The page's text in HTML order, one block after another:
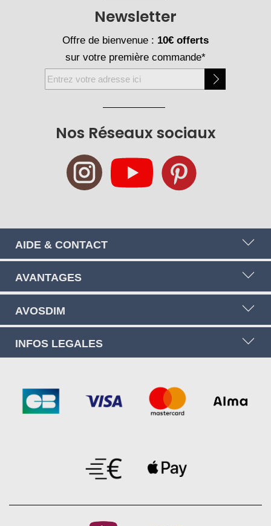
Nos Réseaux sociaux
Newsletter
Offre de bienvenue : 10€ offerts
sur votre première commande*
Inscription
à
AIDE & CONTACT
AVANTAGES
AVOSDIM
INFOS LEGALES